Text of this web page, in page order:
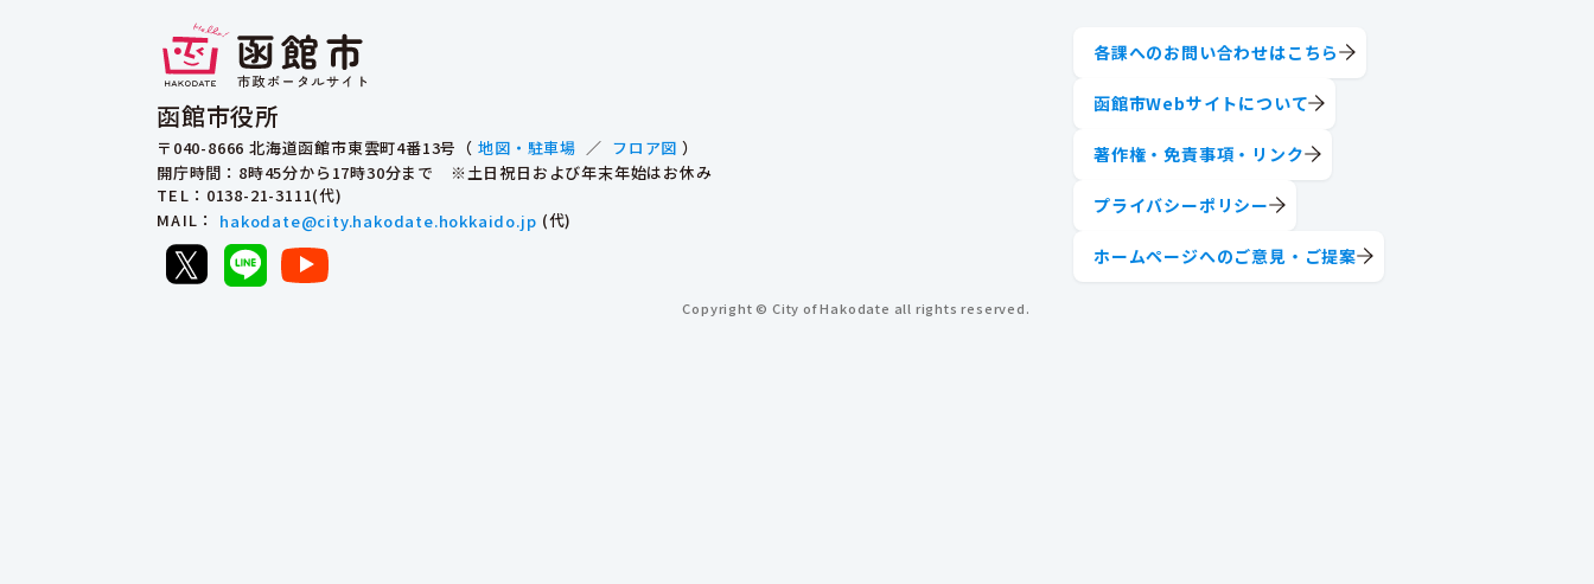
函館市役所
〒040-8666 北海道函館市東雲町4番13号（ 地図・駐車場 ／ フロア図 ）
開庁時間：8時45分から17時30分まで ※土日祝日および年末年始はお休み
TEL ：0138-21-3111(代)
MAIL ： hakodate@city.hakodate.hokkaido.jp (代)
各課へのお問い合わせはこちら
函館市Webサイトについて
著作権・免責事項・リンク
プライバシーポリシー
ホームページへのご意見・ご提案
Copyright © City of Hakodate all rights reserved.